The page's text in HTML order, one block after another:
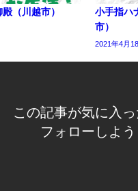
（川越市）
小手指ハ
市）
2021年4月
この記事が気に入っ
フォローしよう